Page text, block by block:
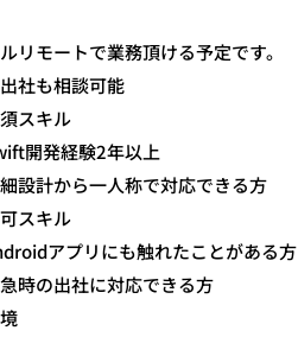
リモートで業務頂ける予定です。
社も相談可能
スキル
開発経験2年以上
設計から一人称で対応できる方
スキル
アプリにも触れたことがある方
時の出社に対応できる方